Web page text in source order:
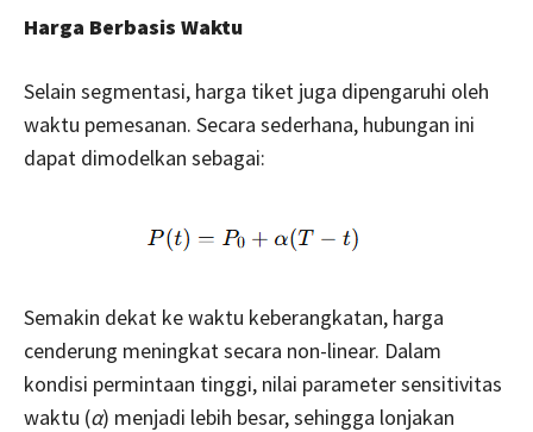
Harga Berbasis Waktu
Selain segmentasi, harga tiket juga dipengaruhi oleh
waktu pemesanan. Secara sederhana, hubungan ini
dapat dimodelkan sebagai:
Semakin dekat ke waktu keberangkatan, harga
cenderung meningkat secara non-linear. Dalam
kondisi permintaan tinggi, nilai parameter sensitivitas
waktu (α) menjadi lebih besar, sehingga lonjakan